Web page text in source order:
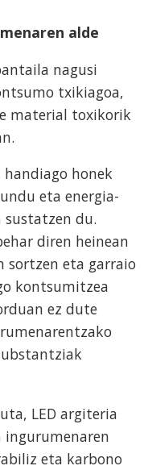
alde
nagusi
txikiagoa,
material toxikorik
handiago honek
eta energia-
du.
diren heinean
sortzen eta garraio
kontsumitzea
ez dute
LED argiteria
ingurumenaren
eta karbono